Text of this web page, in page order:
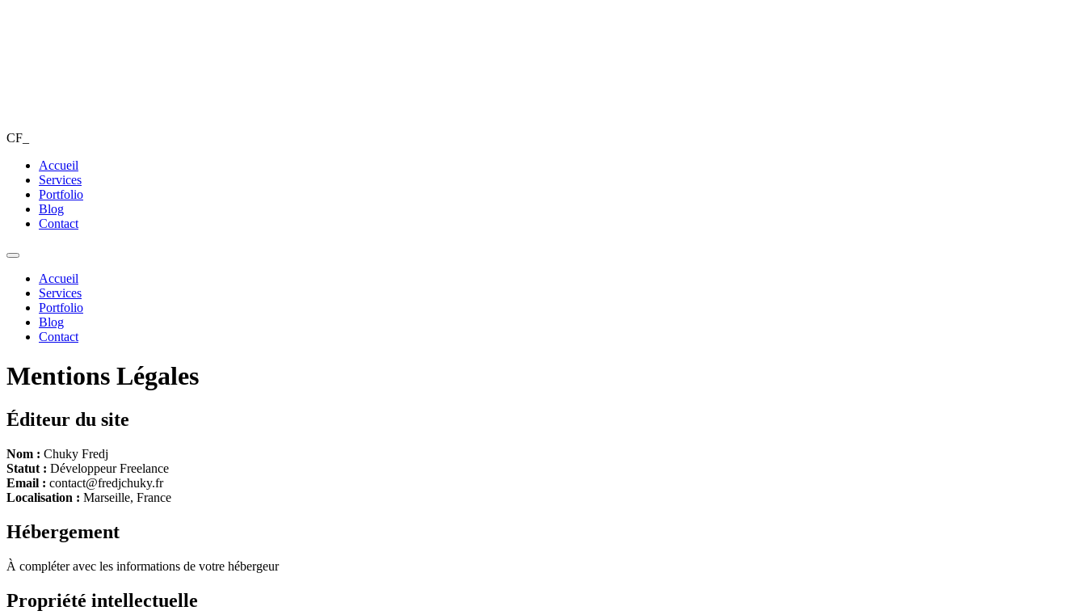
CF_
Accueil
Services
Portfolio
Blog
Contact
Accueil
Services
Portfolio
Blog
Contact
Mentions Légales
Éditeur du site
Nom : Chuky Fredj
Statut : Développeur Freelance
Email : contact@fredjchuky.fr
Localisation : Marseille, France
Hébergement
À compléter avec les informations de votre hébergeur
Propriété intellectuelle